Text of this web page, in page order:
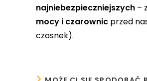
najniebezpieczniejszych –
mocy i czarownic przed
czosnek).